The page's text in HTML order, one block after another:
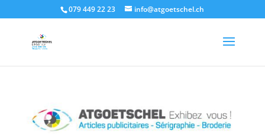
Authorization: Basic CLIENT_API:CLIENT_SECRET
079 449 22 23 info@atgoetschel.ch